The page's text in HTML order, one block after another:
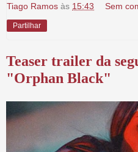
Tiago Ramos às 15:43 Sem
Partilhar
Teaser trailer da
"Orphan Black"